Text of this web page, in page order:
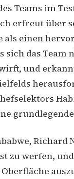
Teams im
erfreut über
als einen
sich das
und
zu werfen,